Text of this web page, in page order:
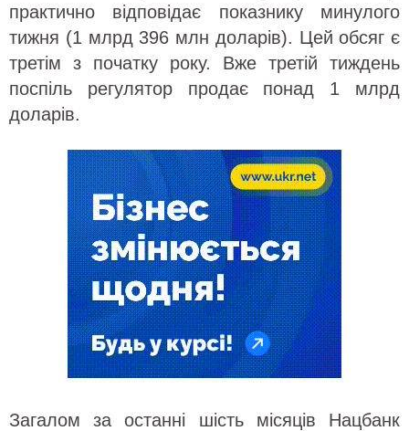
практично відповідає показнику минулого
тижня (1 млрд 396 млн доларів). Цей обсяг є
третім з початку року. Вже третій тиждень
поспіль регулятор продає понад 1 млрд
доларів.
Загалом за останні шість місяців Нацбанк